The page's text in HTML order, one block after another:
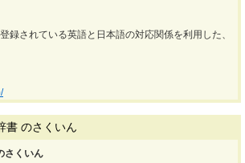
録されている英語と日本語の対応関係を利用した、
書 のさくいん
さくいん